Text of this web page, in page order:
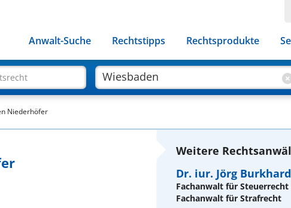
Anwalt-Suche Rechtstipps Rechtsprodukte
Niederhöfer
Weitere
Dr. iur. Jörg Burkhard
Fachanwalt für Steuerrecht
Fachanwalt für Strafrecht